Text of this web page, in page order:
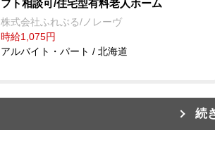
フト相談可/住宅型有料老人ホーム
株式会社ふれぶる/ノレーヴ
時給1,075円
アルバイト・パート / 北海道
続